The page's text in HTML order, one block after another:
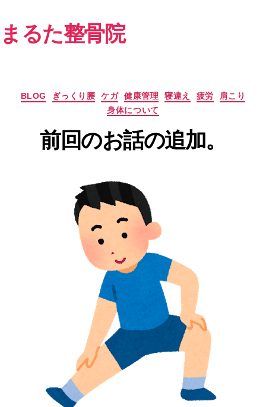
まるた整骨院
カ
テ
リ
ー
BLOG ぎっくり腰 ケガ 健康管理 寝違え 疲労
肩こり
身体について
前回のお話の追加。